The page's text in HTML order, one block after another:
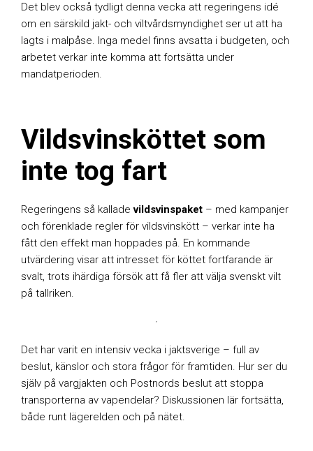
Det blev också tydligt denna vecka att regeringens idé
om en särskild jakt- och viltvårdsmyndighet ser ut att ha
lagts i malpåse. Inga medel finns avsatta i budgeten, och
arbetet verkar inte komma att fortsätta under
mandatperioden.
Vildsvinsköttet som
inte tog fart
Regeringens så kalladevildsvinspaket – med kampanjer
och förenklade regler för vildsvinskött – verkar inte ha
fått den effekt man hoppades på. En kommande
utvärdering visar att intresset för köttet fortfarande är
svalt, trots ihärdiga försök att få fler att välja svenskt vilt
på tallriken.
Det har varit en intensiv vecka i jaktsverige – full av
beslut, känslor och stora frågor för framtiden. Hur ser du
själv på vargjakten och Postnords beslut att stoppa
transporterna av vapendelar? Diskussionen lär fortsätta,
både runt lägerelden och på nätet.